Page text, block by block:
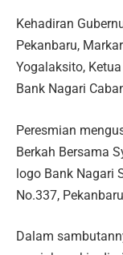
Kehadiran
Pekanbaru,
Yogalaksito,
Bank Nagari
Peresmian
Berkah Bersama
logo Bank Nagari
No.337,
Dalam